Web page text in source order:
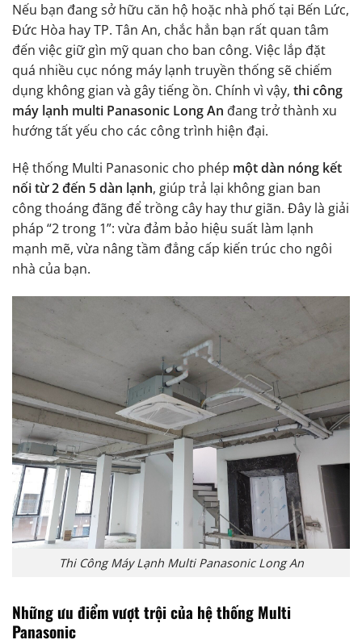
Nếu bạn đang sở hữu căn hộ hoặc nhà phố tại Bến Lức,
Đức Hòa hay TP. Tân An, chắc hẳn bạn rất quan tâm
đến việc giữ gìn mỹ quan cho ban công. Việc lắp đặt
quá nhiều cục nóng máy lạnh truyền thống sẽ chiếm
dụng không gian và gây tiếng ồn. Chính vì vậy, thi công
máy lạnh multi Panasonic Long An đang trở thành xu
hướng tất yếu cho các công trình hiện đại.
Hệ thống Multi Panasonic cho phép một dàn nóng kết
nối từ 2 đến 5 dàn lạnh, giúp trả lại không gian ban
công thoáng đãng để trồng cây hay thư giãn. Đây là giải
pháp “2 trong 1”: vừa đảm bảo hiệu suất làm lạnh
mạnh mẽ, vừa nâng tầm đẳng cấp kiến trúc cho ngôi
nhà của bạn.
Thi Công Máy Lạnh Multi Panasonic Long An
Những ưu điểm vượt trội của hệ thống Multi
Panasonic